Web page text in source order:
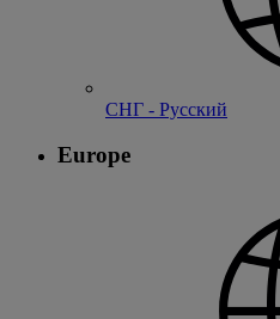
СНГ - Русский
Europe